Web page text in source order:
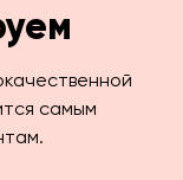
самым